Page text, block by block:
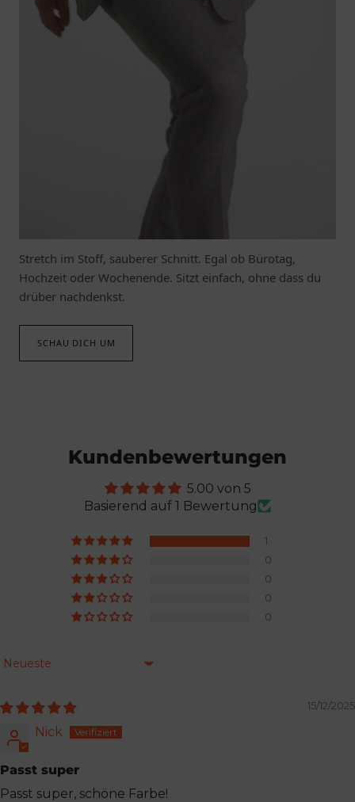
Mode die mitgeht.
Stretch im Stoff, sauberer Schnitt. Egal ob Bürotag,
Hochzeit oder Wochenende. Sitzt einfach, ohne dass du
drüber nachdenkst.
SCHAU DICH UM
Kundenbewertungen
5.00 von 5
Basierend auf 1 Bewertung
1
0
0
0
0
Sort by
15/12/2025
Nick
Passt super
Passt super, schöne Farbe!